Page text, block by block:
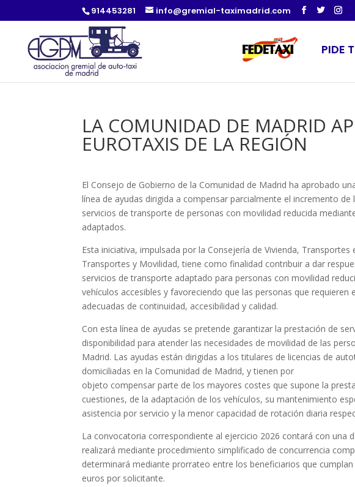
914453281 info@gremial-taximadrid.com
PIDE
LA COMUNIDAD DE MADRID
EUROTAXIS DE LA REGIÓN
El Consejo de Gobierno de la Comunidad de Madrid ha aprobado
línea de ayudas dirigida a compensar parcialmente el incremento
servicios de transporte de personas con movilidad reducida
adaptados.
Esta iniciativa, impulsada por la Consejería de Vivienda,
Transportes y Movilidad, tiene como finalidad contribuir a dar
servicios de transporte adaptado para personas con movilidad
vehículos accesibles y favoreciendo que las personas que
adecuadas de continuidad, accesibilidad y calidad.
Con esta línea de ayudas se pretende garantizar la prestación de
disponibilidad para atender las necesidades de movilidad de las
Madrid. Las ayudas están dirigidas a los titulares de licencias de
domiciliadas en la Comunidad de Madrid, y tienen por
objeto compensar parte de los mayores costes que supone la
cuestiones, de la adaptación de los vehículos, su mantenimiento
asistencia por servicio y la menor capacidad de rotación diaria
La convocatoria correspondiente al ejercicio 2026 contará con una
realizará mediante procedimiento simplificado de concurrencia
determinará mediante prorrateo entre los beneficiarios que
euros por solicitante.